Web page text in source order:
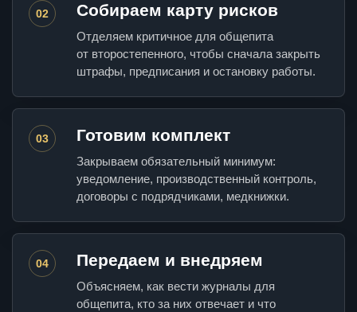
02 Собираем карту рисков
Отделяем критичное для общепита
от второстепенного, чтобы сначала закрыть
штрафы, предписания и остановку работы.
03 Готовим комплект
Закрываем обязательный минимум:
уведомление, производственный контроль,
договоры с подрядчиками, медкнижки.
04 Передаем и внедряем
Объясняем, как вести журналы для
общепита, кто за них отвечает и что